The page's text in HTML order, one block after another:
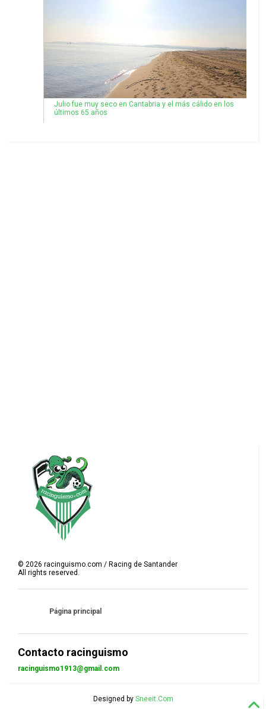
Julio fue muy seco en Cantabria y el más cálido en los
últimos 65 años
©2026 racinguismo.com / Racing de Santander
All rights reserved.
Página principal
Contacto racinguismo
racinguismo1913@gmail.com
Designed by Sneeit.Com